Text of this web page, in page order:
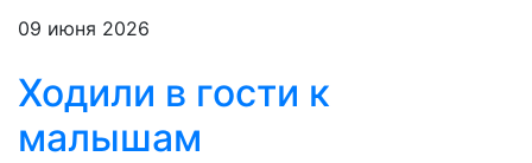
09 июня 2026
Ходили в гости к
малышам